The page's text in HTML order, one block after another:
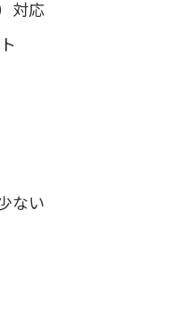
対応
ない